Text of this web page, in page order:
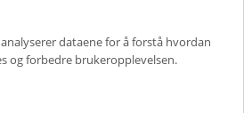
dataene for å forstå hvordan
og forbedre brukeropplevelsen.